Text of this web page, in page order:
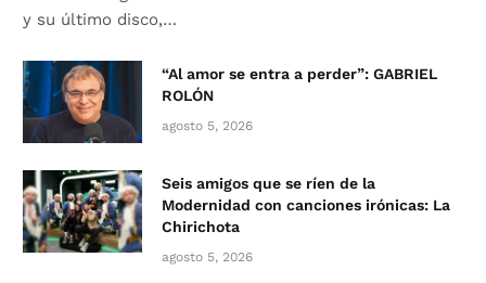
y su último disco,…
“Al amor se entra a perder”: GABRIEL
ROLÓN
agosto 5, 2026
Seis amigos que se ríen de la
Modernidad con canciones irónicas: La
Chirichota
agosto 5, 2026